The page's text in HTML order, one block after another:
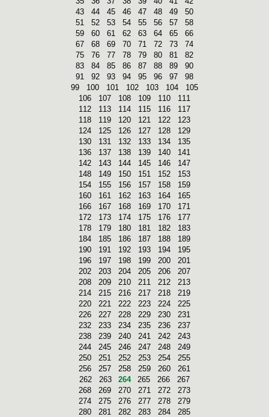
43
44 45 46 47 48 49
50
51
52 53 54 55 56 57
58
59
60 61 62 63 64 65
66
67
68 69 70 71 72 73
74
75
76 77 78 79 80 81
82
83
84 85 86 87 88 89
90
91
92 93 94 95 96 97
98
99
100 101 102 103 104
105
106
107 108 109 110
111
112
113 114 115 116
117
118
119 120 121 122
123
124
125 126 127 128
129
130
131 132 133 134
135
136
137 138 139 140
141
142
143 144 145 146
147
148
149 150 151 152
153
154
155 156 157 158
159
160
161 162 163 164
165
166
167 168 169 170
171
172
173 174 175 176
177
178
179 180 181 182
183
184
185 186 187 188
189
190
191 192 193 194
195
196
197 198 199 200
201
202
203 204 205 206
207
208
209 210 211 212
213
214
215 216 217 218
219
220
221 222 223 224
225
226
227 228 229 230
231
232
233 234 235 236
237
238
239 240 241 242
243
244
245 246 247 248
249
250
251 252 253 254
255
256
257 258 259 260
261
262
263 264 265 266
267
268
269 270 271 272
273
274
275 276 277 278
279
280
281 282 283 284
285